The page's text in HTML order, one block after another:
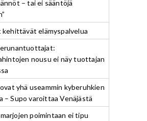
– tai ei sääntöjä
elämyspalvelua
nousu ei näy tuottajan
yhä useammin kyberuhkien
– Supo varoittaa Venäjästä
poimintaan ei tipu